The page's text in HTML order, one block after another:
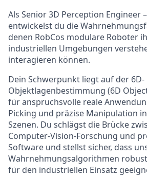
Als Senior 3D Perception Engineer
entwickelst du die
denen RobCos modulare Roboter
industriellen Umgebungen
interagieren können.
Dein Schwerpunkt liegt auf der 6D-
Objektlagenbestimmung (6D
für anspruchsvolle reale
Picking und präzise Manipulation
Szenen. Du schlägst die Brücke
Computer-Vision-Forschung und
Software und stellst sicher, dass
Wahrnehmungsalgorithmen
für den industriellen Einsatz